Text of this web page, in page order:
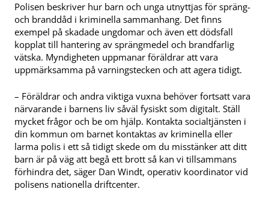
Polisen beskriver hur barn och unga utnyttjas för spräng-
och branddåd i kriminella sammanhang. Det finns
exempel på skadade ungdomar och även ett dödsfall
kopplat till hantering av sprängmedel och brandfarlig
vätska. Myndigheten uppmanar föräldrar att vara
uppmärksamma på varningstecken och att agera tidigt.
– Föräldrar och andra viktiga vuxna behöver fortsatt vara
närvarande i barnens liv såväl fysiskt som digitalt. Ställ
mycket frågor och be om hjälp. Kontakta socialtjänsten i
din kommun om barnet kontaktas av kriminella eller
larma polis i ett så tidigt skede om du misstänker att ditt
barn är på väg att begå ett brott så kan vi tillsammans
förhindra det, säger Dan Windt, operativ koordinator vid
polisens nationella driftcenter.